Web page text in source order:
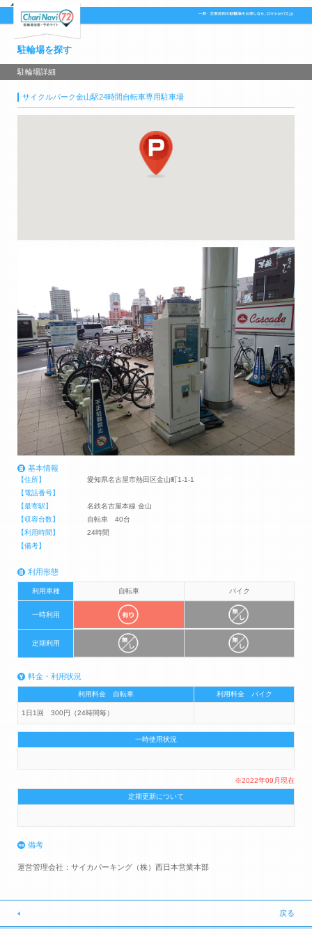
駐輪場を探す
駐輪場詳細
サイクルパーク金山駅24時間自転車専用駐車場
基本情報
【住所】
愛知県名古屋市熱田区金山町1-1-1
【電話番号】
【最寄駅】
名鉄名古屋本線 金山
【収容台数】
自転車 40台
【利用時間】
24時間
【備考】
利用形態
利用車種 自転車 バイク
一時利用
定期利用
料金・利用状況
利用料金 自転車 利用料金 バイク
1日1回 300円（24時間毎）
一時使用状況
※2022年09月現在
定期更新について
備考
運営管理会社：サイカパーキング（株）西日本営業本部
戻る